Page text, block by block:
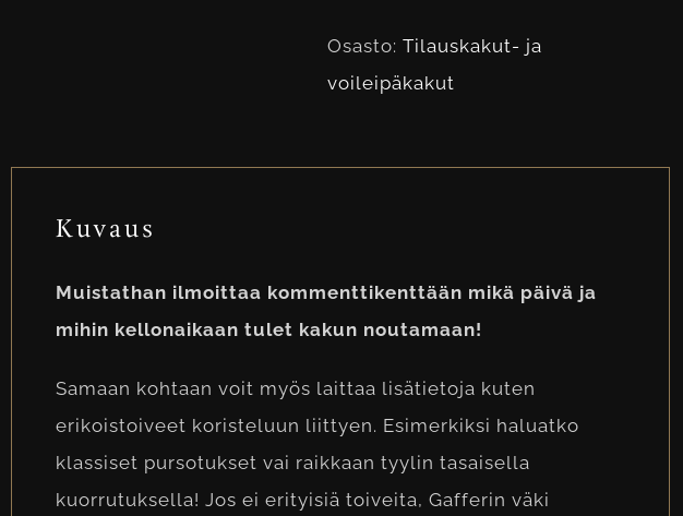
Osasto: Tilauskakut- ja
voileipäkakut
Kuvaus
Muistathan ilmoittaa kommenttikenttään mikä päivä ja
mihin kellonaikaan tulet kakun noutamaan!
Samaan kohtaan voit myös laittaa lisätietoja kuten
erikoistoiveet koristeluun liittyen. Esimerkiksi haluatko
klassiset pursotukset vai raikkaan tyylin tasaisella
kuorrutuksella! Jos ei erityisiä toiveita, Gafferin väki